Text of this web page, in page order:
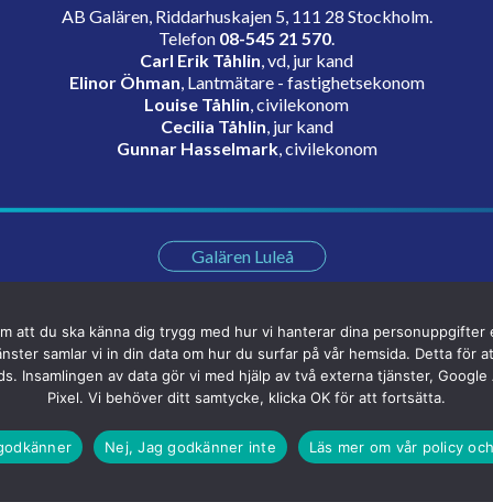
AB Galären, Riddarhuskajen 5, 111 28 Stockholm.
Telefon 08-545 21 570
Carl Erik Tåhlin , vd, jur kand
Elinor Öhman , Lantmätare - fastighetsekonom
Louise Tåhlin , civilekonom
Cecilia Tåhlin , jur kand
Gunnar Hasselmark, civilekonom
Galären Luleå
att du ska känna dig trygg med hur vi hanterar dina personuppgifter
samlar vi in din data om hur du surfar på vår hemsida. Detta för
Insamlingen av data gör vi med hjälp av två externa tjänster,
Pixel. Vi behöver ditt samtycke, klicka OK för att fortsätta.
Nej, Jag godkänner inte Läs mer om vår policy